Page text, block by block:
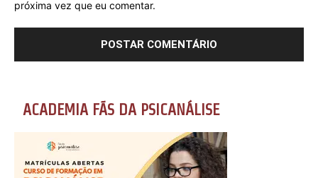
próxima vez que eu comentar.
ACADEMIA FÃS DA PSICANÁLISE